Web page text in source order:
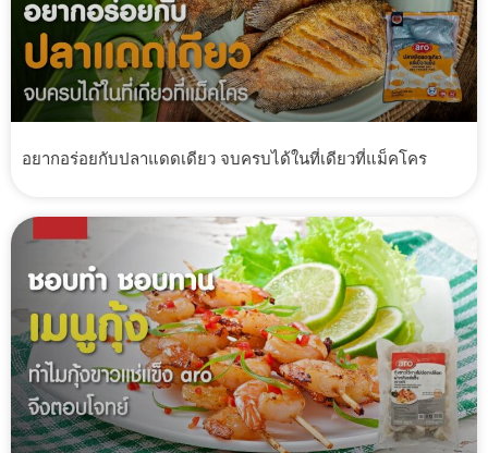
อยากอร่อยกับปลาแดดเดียว จบครบได้ในที่เดียวที่แม็คโคร